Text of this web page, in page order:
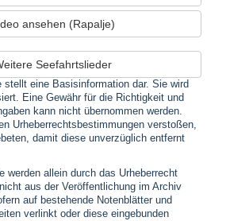
ansehen (Rapalje)
Seefahrtslieder
stellt eine Basisinformation dar. Sie wird
Eine Gewähr für die Richtigkeit und
kann nicht übernommen werden.
Urheberrechtsbestimmungen verstoßen,
damit diese unverzüglich entfernt
werden allein durch das Urheberrecht
aus der Veröffentlichung im Archiv
auf bestehende Notenblätter und
verlinkt oder diese eingebunden